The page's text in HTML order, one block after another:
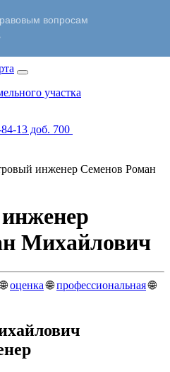
участка
13 доб. 700
инженер Семенов Роман
Михайлович
оценка🌐профессиональная🌐